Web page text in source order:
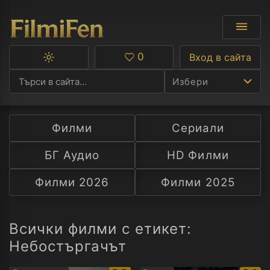
Избери
Ф
С
А
Превключване
тъмна
тема
Любими
0 Вход в сайта
Филми
Сериали
БГ Аудио
HD Филми
Филми 2026
Филми 2025
Всички филми с етикет:
Небостъргачът